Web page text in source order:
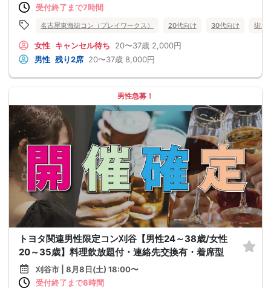
受付終了まで7時間
名古屋東海街コン（プレイワークス） 20代向け 30代向け 街コ
女性 キャンセル待ち 20〜37歳 2,000円
男性 残り2席 20〜37歳 8,000円
男性急募！
トヨタ関連男性限定コン刈谷【男性24～38歳/女性
20～35歳】料理飲放題付・連絡先交換有・着席型
刈谷市 | 8月8日(土) 18:00〜
受付終了まで8時間